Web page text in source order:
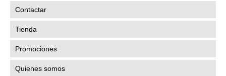
Contactar
Tienda
Promociones
Quienes somos